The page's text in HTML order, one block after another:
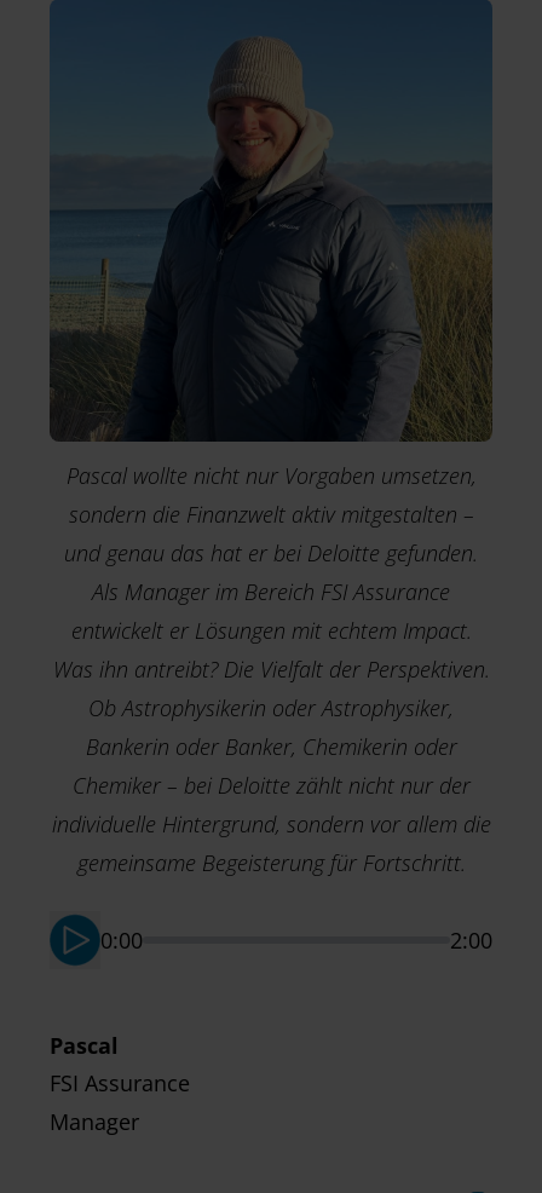
Pascal wollte nicht nur Vorgaben umsetzen,
sondern die Finanzwelt aktiv mitgestalten –
und genau das hat er bei Deloitte gefunden.
Als Manager im Bereich FSI Assurance
entwickelt er Lösungen mit echtem Impact.
Was ihn antreibt? Die Vielfalt der Perspektiven.
Ob Astrophysikerin oder Astrophysiker,
Bankerin oder Banker, Chemikerin oder
Chemiker – bei Deloitte zählt nicht nur der
individuelle Hintergrund, sondern vor allem die
gemeinsame Begeisterung für Fortschritt.
0:00 2:00
Pascal
FSI Assurance
Manager